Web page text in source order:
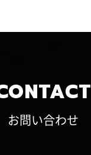
お問い合わせ